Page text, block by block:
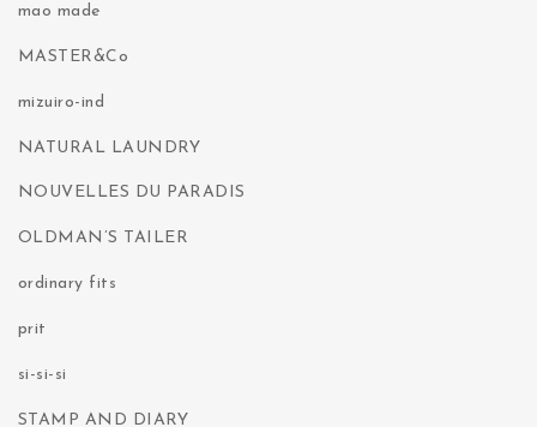
mao made
MASTER&Co
mizuiro-ind
NATURAL LAUNDRY
NOUVELLES DU PARADIS
OLDMAN’S TAILER
ordinary fits
prit
si-si-si
STAMP AND DIARY